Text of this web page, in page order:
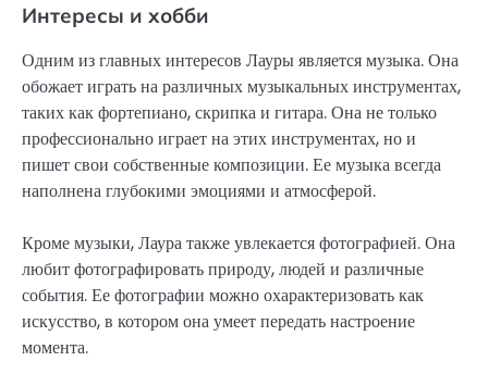
Интересы и хобби
Одним из главных интересов Лауры является музыка. Она
обожает играть на различных музыкальных инструментах,
таких как фортепиано, скрипка и гитара. Она не только
профессионально играет на этих инструментах, но и
пишет свои собственные композиции. Ее музыка всегда
наполнена глубокими эмоциями и атмосферой.
Кроме музыки, Лаура также увлекается фотографией. Она
любит фотографировать природу, людей и различные
события. Ее фотографии можно охарактеризовать как
искусство, в котором она умеет передать настроение
момента.